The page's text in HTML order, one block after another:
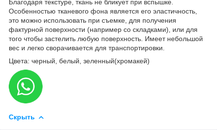
Благодаря текстуре, ткань не бликует при вспышке.
Особенностью тканевого фона является его эластичность,
это можно использовать при съемке, для получения
фактурной поверхности (например со складками), или для
того чтобы застелить любую поверхность. Имеет небольшой
вес и легко сворачивается для транспортировки.
Цвета: черный, белый, зеленный(хромакей)
Скрыть